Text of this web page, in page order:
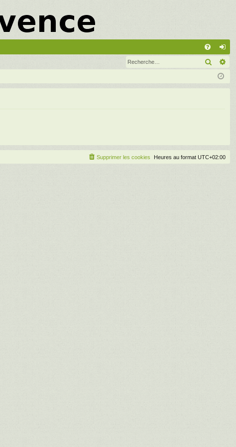
FA on
ne
Heures au format UTC+02:00
Supprimer les cookies